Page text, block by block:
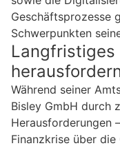
Geschäftsprozesse
Schwerpunkten
Langfristiges
Während seiner
Bisley GmbH durch
Herausforderungen
Finanzkrise über